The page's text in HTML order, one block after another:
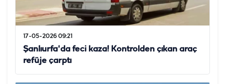
17-05-2026 09:21
Şanlıurfa'da feci kaza! Kontrolden çıkan araç
refüje çarptı